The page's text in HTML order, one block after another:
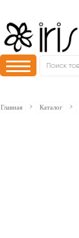
Главная Каталог